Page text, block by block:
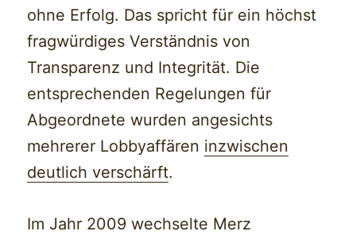
ohne Erfolg. Das spricht für ein höchst
fragwürdiges Verständnis von
Transparenz und Integrität. Die
entsprechenden Regelungen für
Abgeordnete wurden angesichts
mehrerer Lobbyaffären inzwischen
deutlich verschärft.
Im Jahr 2009 wechselte Merz